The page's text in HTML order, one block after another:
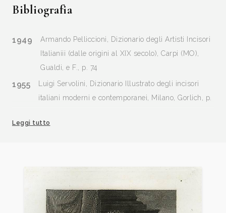
Bibliografia
1949
Armando Pelliccioni, Dizionario degli Artisti Incisori
Italianiii (dalle origini al XIX secolo), Carpi (MO),
Gualdi, e F., p. 74
1955
Luigi Servolini, Dizionario Illustrato degli incisori
italiani moderni e contemporanei, Milano, Gorlich, p.
1962
A. M. Comanducci, Dizionario illustrato dei Pittori e
volume IV, E-Gq, Reggio Emilia, Edizioni Diabasis,
p. 71 ill., 77
Leggi tutto